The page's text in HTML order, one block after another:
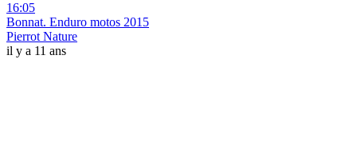
16:05
Bonnat. Enduro motos 2015
Pierrot Nature
il y a 11 ans